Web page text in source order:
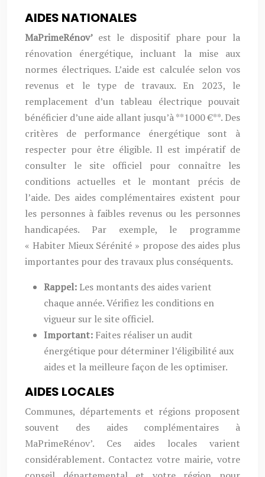
AIDES NATIONALES
MaPrimeRénov’ est le dispositif phare pour la
rénovation énergétique, incluant la mise aux
normes électriques. L’aide est calculée selon vos
revenus et le type de travaux. En 2023, le
remplacement d’un tableau électrique pouvait
bénéficier d’une aide allant jusqu’à **1000 €**. Des
critères de performance énergétique sont à
respecter pour être éligible. Il est impératif de
consulter le site officiel pour connaître les
conditions actuelles et le montant précis de
l’aide. Des aides complémentaires existent pour
les personnes à faibles revenus ou les personnes
handicapées. Par exemple, le programme
« Habiter Mieux Sérénité » propose des aides plus
importantes pour des travaux plus conséquents.
Rappel: Les montants des aides varient
chaque année. Vérifiez les conditions en
vigueur sur le site officiel.
Important: Faites réaliser un audit
énergétique pour déterminer l’éligibilité aux
aides et la meilleure façon de les optimiser.
AIDES LOCALES
Communes, départements et régions proposent
souvent des aides complémentaires à
MaPrimeRénov’. Ces aides locales varient
considérablement. Contactez votre mairie, votre